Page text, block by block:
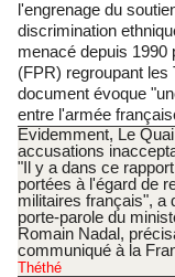
l'engrenage du
discrimination
menacé depuis 1990
(FPR) regroupant les
document évoque
entre l'armée
Evidemment, Le
accusations
"Il y a dans ce
portées à l'égard de
militaires français", a
porte-parole du
Romain Nadal,
communiqué à la
Théthé